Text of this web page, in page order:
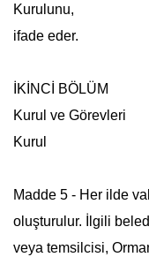
Kurulunu,
ifade eder.
İKİNCİ BÖLÜM
Kurul ve Görevleri
Kurul
Madde 5 - Her ilde
oluşturulur. İlgili
veya temsilcisi,